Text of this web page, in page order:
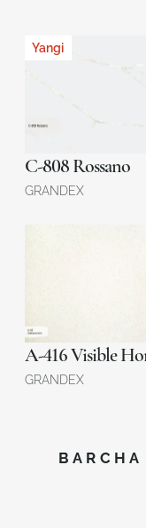
Yangi
C-808 Rossano
GRANDEX
GRANDEX